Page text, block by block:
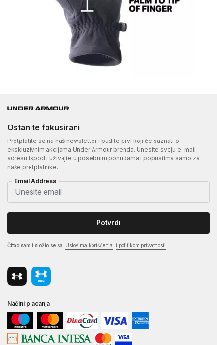
Ostanite fokusirani
Pretplatite se na naš newsletter i budite prvi koji će saznati o
ekskluzivnim akcijama Under Armour brenda. Unesite svoju e-mail
adresu ispod i uživajte u posebnim ponudama i popustima samo za
naše pretplatnike.
Email Address
Potvrdi
Čitao sam i složio se sa Uslovima korišćenja i politikom privatnosti
Načini placanja